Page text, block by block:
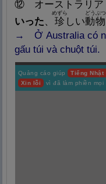
⑫ オーストラリア
いった
珍
めずら
しい動
động
物
どうぶつ
→ Ở Australia có
gấu túi và chuột túi.
Quảng cáo giúp Tiếng
Xin lỗi
vì đã làm phiền mọi